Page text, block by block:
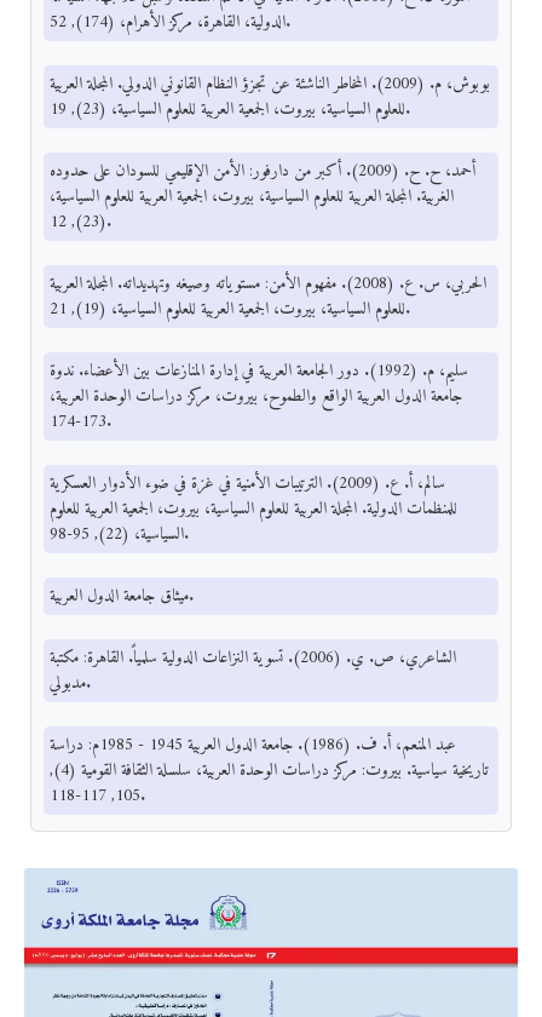
الدولية، القاهرة، مركز الأهرام، (174), 52.
بوبوش، م. (2009). المخاطر الناشئة عن تجزؤ النظام القانوني الدولي. المجلة العربية
للعلوم السياسية، بيروت، الجمعية العربية للعلوم السياسية، (23), 19.
أحمد، ح. ح. (2009). أكبر من دارفور: الأمن الإقليمي للسودان على حدوده
الغربية. المجلة العربية للعلوم السياسية، بيروت، الجمعية العربية للعلوم السياسية،
(23), 12.
الحربي، س. ع. (2008). مفهوم الأمن: مستوياته وصيغه وتهديداته. المجلة العربية
للعلوم السياسية، بيروت، الجمعية العربية للعلوم السياسية، (19), 21.
سليم، م. (1992). دور الجامعة العربية في إدارة المنازعات بين الأعضاء. ندوة
جامعة الدول العربية الواقع والطموح، بيروت، مركز دراسات الوحدة العربية،
173-174.
سالم، أ. ع. (2009). الترتيبات الأمنية في غزة في ضوء الأدوار العسكرية
للمنظمات الدولية. المجلة العربية للعلوم السياسية، بيروت، الجمعية العربية للعلوم
السياسية، (22), 95-98.
ميثاق جامعة الدول العربية.
الشاعري، ص. ي. (2006). تسوية النزاعات الدولية سلمياً. القاهرة: مكتبة
مدبولي.
عبد المنعم، أ. ف. (1986). جامعة الدول العربية 1945 - 1985م: دراسة
تاريخية سياسية. بيروت: مركز دراسات الوحدة العربية، سلسلة الثقافة القومية (4),
105, 117-118.